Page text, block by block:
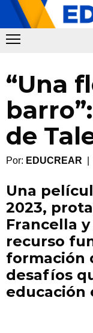
“Una
de
Por: EDUCREAR |
Una
2023,
Francella
recurso
formación
desafíos
educación